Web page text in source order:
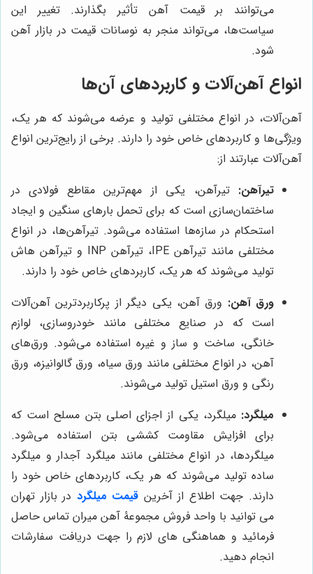
می‌توانند بر قیمت آهن تأثیر بگذارند. تغییر این
سیاست‌ها، می‌تواند منجر به نوسانات قیمت در بازار آهن
شود.
انواع آهن‌آلات و کاربردهای آن‌ها
آهن‌آلات، در انواع مختلفی تولید و عرضه می‌شوند که هر یک،
ویژگی‌ها و کاربردهای خاص خود را دارند. برخی از رایج‌ترین انواع
آهن‌آلات عبارتند از:
تیرآهن: تیرآهن، یکی از مهم‌ترین مقاطع فولادی در
ساختمان‌سازی است که برای تحمل بارهای سنگین و ایجاد
استحکام در سازه‌ها استفاده می‌شود. تیرآهن‌ها، در انواع
مختلفی مانند تیرآهن IPE، تیرآهن INP و تیرآهن هاش
تولید می‌شوند که هر یک، کاربردهای خاص خود را دارند.
ورق آهن: ورق آهن، یکی دیگر از پرکاربردترین آهن‌آلات
است که در صنایع مختلفی مانند خودروسازی، لوازم
خانگی، ساخت و ساز و غیره استفاده می‌شود. ورق‌های
آهن، در انواع مختلفی مانند ورق سیاه، ورق گالوانیزه، ورق
رنگی و ورق استیل تولید می‌شوند.
میلگرد: میلگرد، یکی از اجزای اصلی بتن مسلح است که
برای افزایش مقاومت کششی بتن استفاده می‌شود.
میلگردها، در انواع مختلفی مانند میلگرد آجدار و میلگرد
ساده تولید می‌شوند که هر یک، کاربردهای خاص خود را
دارند. جهت اطلاع از آخرین قیمت میلگرد در بازار تهران
می توانید با واحد فروش مجموعۀ آهن میران تماس حاصل
فرمائید و هماهنگی های لازم را جهت دریافت سفارشات
انجام دهید.